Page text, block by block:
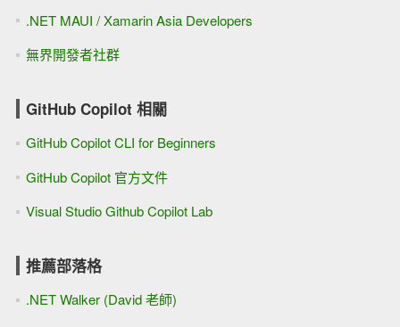
.NET MAUI / Xamarin Asia Developers
無界開發者社群
GitHub Copilot 相關
GitHub Copilot CLI for Beginners
GitHub Copilot 官方文件
Visual Studio Github Copilot Lab
推薦部落格
.NET Walker (David 老師)